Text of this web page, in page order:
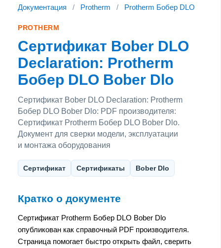
Документация / Protherm / Protherm Бобер DLO
PROTHERM
Сертификат Bober DLO
Declaration: Protherm
Бобер DLO Bober Dlo
Сертификат Bober DLO Declaration: Protherm
Бобер DLO Bober Dlo: PDF производителя:
Сертификат Protherm Бобер DLO Bober Dlo.
Документ для сверки модели, эксплуатации
и монтажа оборудования
Сертификат Сертификаты Bober Dlo
Кратко о документе
Сертификат Protherm Бобер DLO Bober Dlo
опубликован как справочный PDF производителя.
Страница помогает быстро открыть файл, сверить